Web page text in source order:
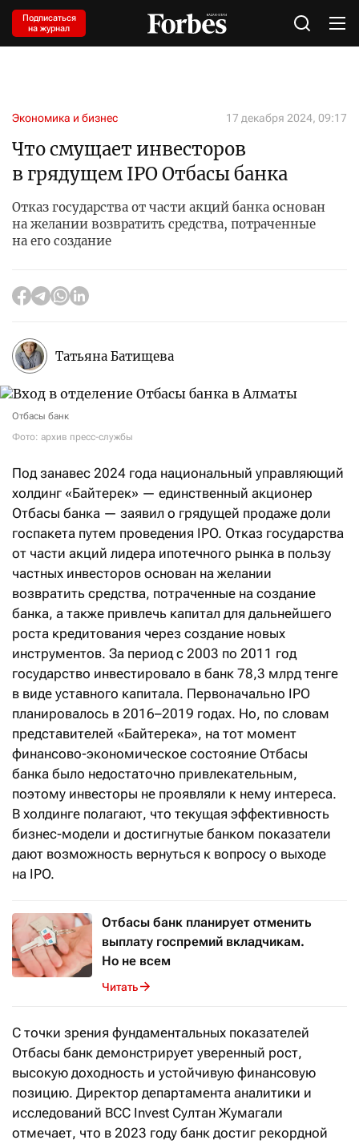
Подписаться
на журнал
Экономика и бизнес 17 декабря 2024, 09:17
Что смущает инвесторов
в грядущем IPO Отбасы банка
Отказ государства от части акций банка основан
на желании возвратить средства, потраченные
на его создание
Татьяна Батищева
Отбасы банк
Фото: архив пресс-службы
Под занавес 2024 года национальный управляющий
холдинг «Байтерек» — единственный акционер
Отбасы банка — заявил о грядущей продаже доли
госпакета путем проведения IPO. Отказ государства
от части акций лидера ипотечного рынка в пользу
частных инвесторов основан на желании
возвратить средства, потраченные на создание
банка, а также привлечь капитал для дальнейшего
роста кредитования через создание новых
инструментов. За период с 2003 по 2011 год
государство инвестировало в банк 78,3 млрд тенге
в виде уставного капитала. Первоначально IPO
планировалось в 2016–2019 годах. Но, по словам
представителей «Байтерека», на тот момент
финансово-экономическое состояние Отбасы
банка было недостаточно привлекательным,
поэтому инвесторы не проявляли к нему интереса.
В холдинге полагают, что текущая эффективность
бизнес-модели и достигнутые банком показатели
дают возможность вернуться к вопросу о выходе
на IPO.
Отбасы банк планирует отменить
выплату госпремий вкладчикам.
Но не всем
Читать
С точки зрения фундаментальных показателей
Отбасы банк демонстрирует уверенный рост,
высокую доходность и устойчивую финансовую
позицию. Директор департамента аналитики и
исследований BCC Invest Султан Жумагали
отмечает, что в 2023 году банк достиг рекордной